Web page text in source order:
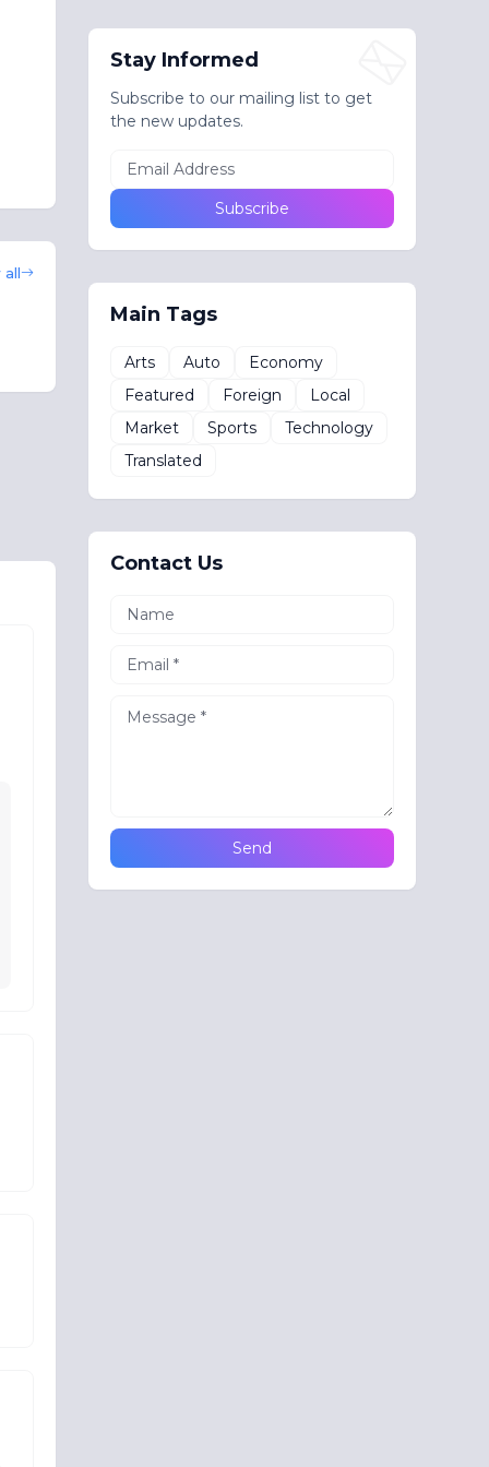
all
Stay Informed
Subscribe to our mailing list to get
the new updates.
Main Tags
Arts Auto
Economy
Featured
Foreign
Local
Market
Sports
Technology
Translated
Contact Us